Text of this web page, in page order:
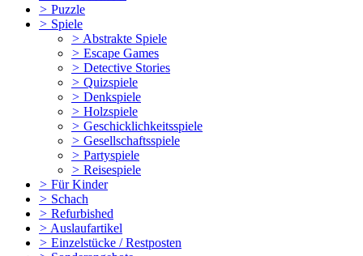
> Puzzle
> Spiele
> Abstrakte Spiele
> Escape Games
> Detective Stories
> Quizspiele
> Denkspiele
> Holzspiele
> Geschicklichkeitsspiele
> Gesellschaftsspiele
> Partyspiele
> Reisespiele
> Für Kinder
> Schach
> Refurbished
> Auslaufartikel
> Einzelstücke / Restposten